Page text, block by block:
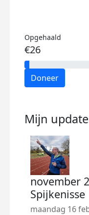
Opgehaald
€26
Doneer
Mijn
november
Spijkenisse
maandag 16